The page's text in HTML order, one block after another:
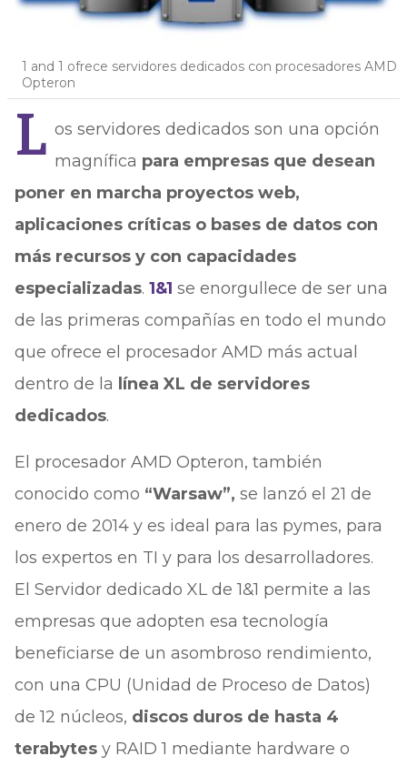
1 and 1 ofrece servidores dedicados con procesadores AMD
Opteron
L os servidores dedicados son una opción
magnífica para empresas que desean
poner en marcha proyectos web,
aplicaciones críticas o bases de datos con
más recursos y con capacidades
especializadas. 1&1 se enorgullece de ser una
de las primeras compañías en todo el mundo
que ofrece el procesador AMD más actual
dentro de la línea XL de servidores
dedicados.
El procesador AMD Opteron, también
conocido como “Warsaw”, se lanzó el 21 de
enero de 2014 y es ideal para las pymes, para
los expertos en TI y para los desarrolladores.
El Servidor dedicado XL de 1&1 permite a las
empresas que adopten esa tecnología
beneficiarse de un asombroso rendimiento,
con una CPU (Unidad de Proceso de Datos)
de 12 núcleos, discos duros de hasta 4
terabytes y RAID 1 mediante hardware o